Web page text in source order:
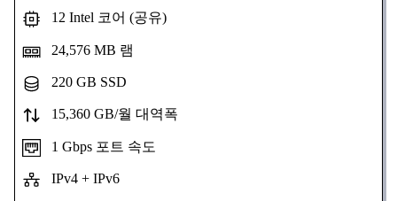
12 Intel 코어 (공유)
24,576 MB 램
220 GB SSD
15,360 GB/월 대역폭
1 Gbps 포트 속도
IPv4 + IPv6